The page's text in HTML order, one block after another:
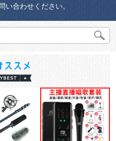
い合わせください。